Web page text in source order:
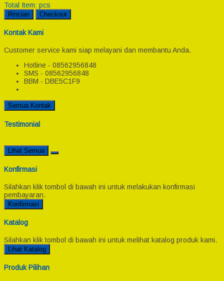
Total Item: pcs
Rincian Checkout
Kontak Kami
Customer service kami siap melayani dan membantu Anda.
Hotline - 08562956848
SMS - 08562956848
BBM - DBE5C1F9
Semua Kontak
Testimonial
Lihat Semua
Konfirmasi
Silahkan klik tombol di bawah ini untuk melakukan konfirmasi
pembayaran.
Konfirmasi
Katalog
Silahkan klik tombol di bawah ini untuk melihat katalog produk kami.
Lihat Katalog
Produk Pilihan